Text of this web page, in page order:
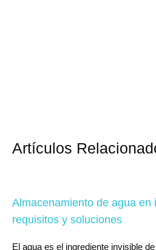
Artículos
Almacenamiento de agua en
requisitos y soluciones
El agua es el ingrediente invisible